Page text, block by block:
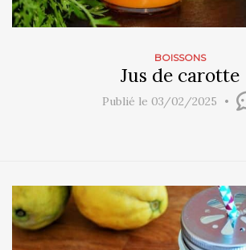
BOISSONS
Jus de carotte​
Publié le 03/02/2025